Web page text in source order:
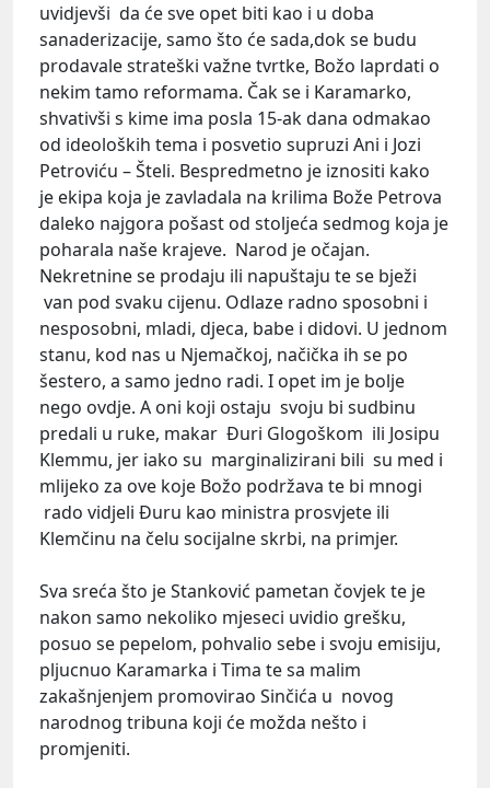
uvidjevši da će sve opet biti kao i u doba
sanaderizacije, samo što će sada,dok se budu
prodavale strateški važne tvrtke, Božo laprdati o
nekim tamo reformama. Čak se i Karamarko,
shvativši s kime ima posla 15-ak dana odmakao
od ideoloških tema i posvetio supruzi Ani i Jozi
Petroviću – Šteli. Bespredmetno je iznositi kako
je ekipa koja je zavladala na krilima Bože Petrova
daleko najgora pošast od stoljeća sedmog koja je
poharala naše krajeve. Narod je očajan.
Nekretnine se prodaju ili napuštaju te se bježi
van pod svaku cijenu. Odlaze radno sposobni i
nesposobni, mladi, djeca, babe i didovi. U jednom
stanu, kod nas u Njemačkoj, načička ih se po
šestero, a samo jedno radi. I opet im je bolje
nego ovdje. A oni koji ostaju svoju bi sudbinu
predali u ruke, makar Đuri Glogoškom ili Josipu
Klemmu, jer iako su marginalizirani bili su med i
mlijeko za ove koje Božo podržava te bi mnogi
rado vidjeli Đuru kao ministra prosvjete ili
Klemčinu na čelu socijalne skrbi, na primjer.
Sva sreća što je Stanković pametan čovjek te je
nakon samo nekoliko mjeseci uvidio grešku,
posuo se pepelom, pohvalio sebe i svoju emisiju,
pljucnuo Karamarka i Tima te sa malim
zakašnjenjem promovirao Sinčića u novog
narodnog tribuna koji će možda nešto i
promjeniti.